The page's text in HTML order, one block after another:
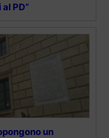
PD”
un